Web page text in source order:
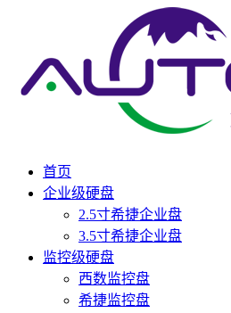
首页
企业级硬盘
2.5寸希捷企业盘
3.5寸希捷企业盘
监控级硬盘
西数监控盘
希捷监控盘